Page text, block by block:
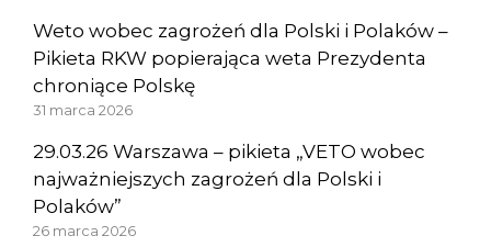
Weto wobec zagrożeń dla Polski i Polaków –
Pikieta RKW popierająca weta Prezydenta
chroniące Polskę
31 marca 2026
29.03.26 Warszawa – pikieta „VETO wobec
najważniejszych zagrożeń dla Polski i
Polaków”
26 marca 2026